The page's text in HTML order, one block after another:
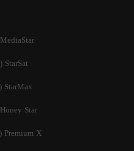
MediaStar (مدیا استار)
StarSat (استارست)
StarMax (استارمکس)
Honey Star (هانی استار)
Premium X (پرمیوم ایکس)